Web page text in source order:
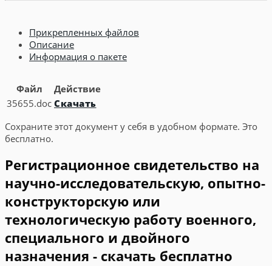
Прикрепленных файлов
Описание
Информация о пакете
Файл
Действие
35655.doc Скачать
Сохраните этот документ у себя в удобном формате. Это
бесплатно.
Регистрационное свидетельство на
научно-исследовательскую, опытно-
конструкторскую или
технологическую работу военного,
специального и двойного
назначения - скачать бесплатно